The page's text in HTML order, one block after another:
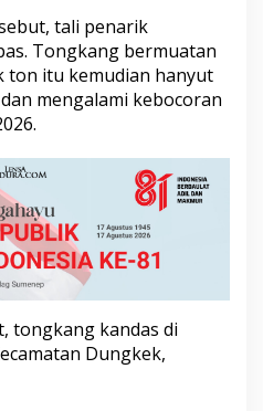
tali penarik
Tongkang bermuatan
ton itu kemudian hanyut
mengalami kebocoran
tongkang kandas di
Dungkek,